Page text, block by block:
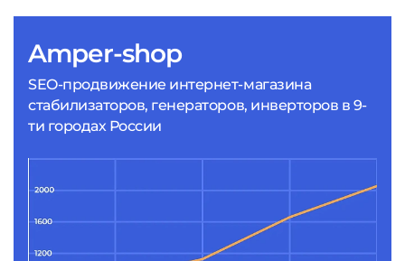
Amper-shop
SEO-продвижение интернет-магазина
стабилизаторов, генераторов, инверторов в 9-
ти городах России